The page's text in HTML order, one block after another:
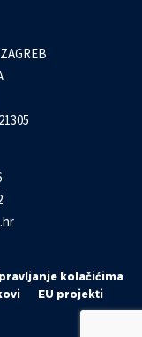
kolačićima
EU projekti